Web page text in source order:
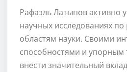
Рафаэль Латыпов активно
научных исследованиях
областям науки. Своими
способностями и упорным
внести значительный